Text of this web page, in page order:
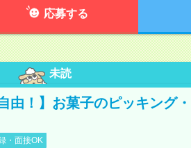
応募する
未読
由！】お菓子のピッキング
・面接OK